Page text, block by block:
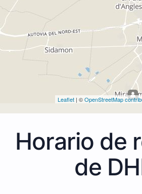
Leaflet | ©OpenStreetMap
Horario de
de